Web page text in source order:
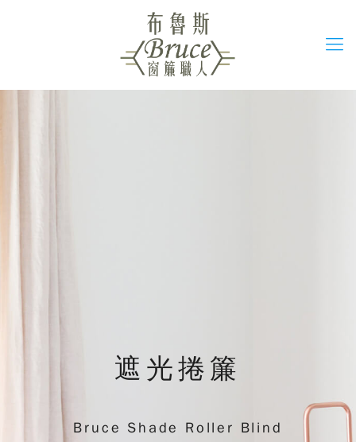
遮光捲簾
Bruce Shade Roller Blind